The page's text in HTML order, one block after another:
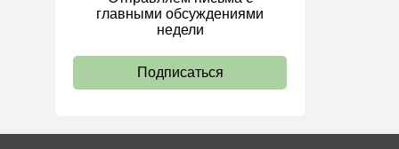
главными обсуждениями
недели
Подписаться